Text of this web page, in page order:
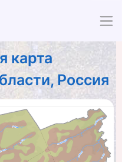
карта
Россия